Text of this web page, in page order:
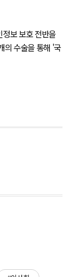
보 보호 전반을
의 수술을 통해 '국